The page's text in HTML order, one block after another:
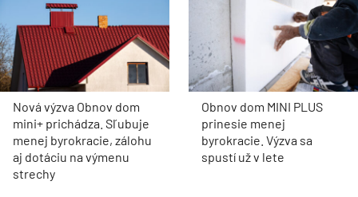
Nová výzva Obnov dom
mini+ prichádza. Sľubuje
menej byrokracie, zálohu
aj dotáciu na výmenu
strechy
Obnov dom MINI PLUS
prinesie menej
byrokracie. Výzva sa
spustí už v lete